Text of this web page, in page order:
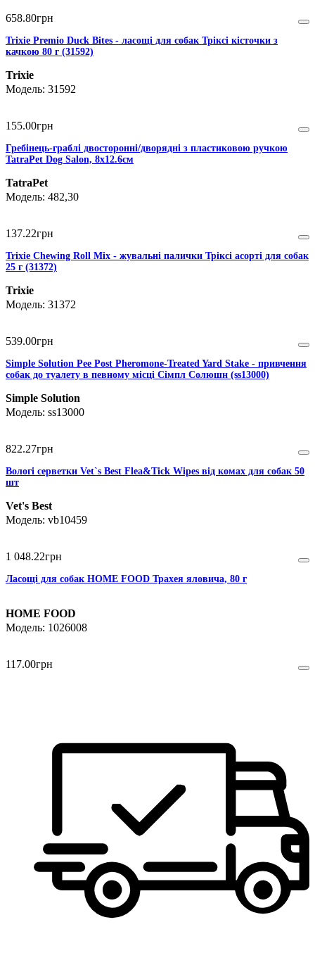
658.80грн
Trixie Premio Duck Bites - ласощі для собак Тріксі кісточки з
качкою 80 г (31592)
Trixie
31592
155.00грн
Гребінець-граблі двосторонні/дворядні з пластиковою ручкою
TatraPet Dog Salon, 8х12.6см
TatraPet
482,30
137.22грн
Trixie Chewing Roll Mix - жувальні палички Тріксі асорті для собак
25 г (31372)
Trixie
31372
539.00грн
Simple Solution Pee Post Pheromone-Treated Yard Stake - привчення
собак до туалету в певному місці Сімпл Солюшн (ss13000)
Simple Solution
ss13000
822.27грн
Вологі серветки Vet`s Best Flea&Tick Wipes від комах для собак 50
шт
Vet's Best
vb10459
1 048.22грн
Ласощі для собак HOME FOOD Трахея яловича, 80 г
HOME FOOD
1026008
117.00грн